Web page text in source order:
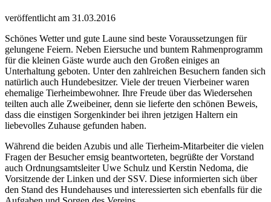
veröffentlicht am 31.03.2016
Schönes Wetter und gute Laune sind beste Voraussetzungen für
gelungene Feiern. Neben Eiersuche und buntem Rahmenprogramm
für die kleinen Gäste wurde auch den Großen einiges an
Unterhaltung geboten. Unter den zahlreichen Besuchern fanden sich
natürlich auch Hundebesitzer. Viele der treuen Vierbeiner waren
ehemalige Tierheimbewohner. Ihre Freude über das Wiedersehen
teilten auch alle Zweibeiner, denn sie lieferte den schönen Beweis,
dass die einstigen Sorgenkinder bei ihren jetzigen Haltern ein
liebevolles Zuhause gefunden haben.
Während die beiden Azubis und alle Tierheim-Mitarbeiter die vielen
Fragen der Besucher emsig beantworteten, begrüßte der Vorstand
auch Ordnungsamtsleiter Uwe Schulz und Kerstin Nedoma, die
Vorsitzende der Linken und der SSV. Diese informierten sich über
den Stand des Hundehauses und interessierten sich ebenfalls für die